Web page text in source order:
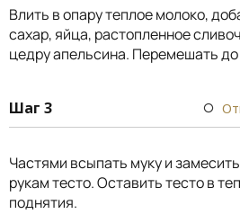
Влить в опару теплое молоко,
сахар, яйца, растопленное
цедру апельсина. Перемешать
Шаг 3
Частями всыпать муку и
рукам тесто. Оставить тесто в
поднятия.